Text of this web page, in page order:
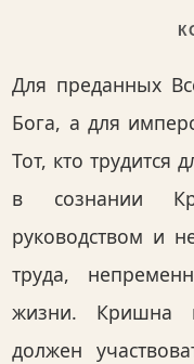
Для преданных
Бога, а для
Тот, кто трудится
в сознании
руководством и
труда,
жизни. Кришна
должен